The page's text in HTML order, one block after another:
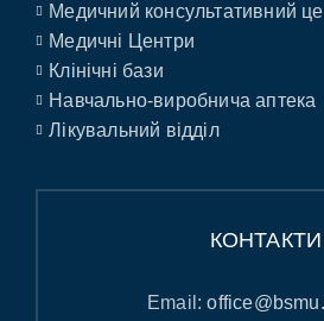
Медичний консультативний
Медичні Центри
Клінічні бази
Навчально-виробнича аптека
Лікувальний відділ
КОНТАКТИ
Email: